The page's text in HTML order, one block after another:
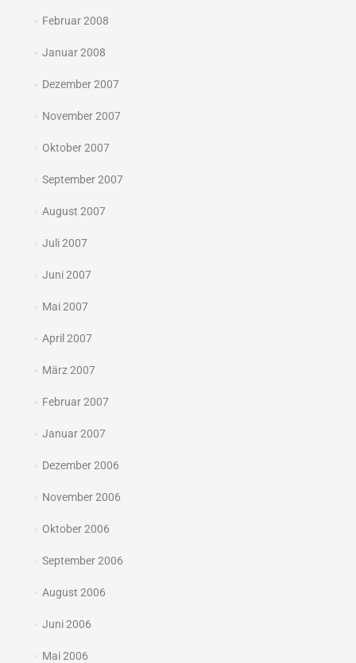
Februar 2008
Januar 2008
Dezember 2007
November 2007
Oktober 2007
September 2007
August 2007
Juli 2007
Juni 2007
Mai 2007
April 2007
März 2007
Februar 2007
Januar 2007
Dezember 2006
November 2006
Oktober 2006
September 2006
August 2006
Juni 2006
Mai 2006